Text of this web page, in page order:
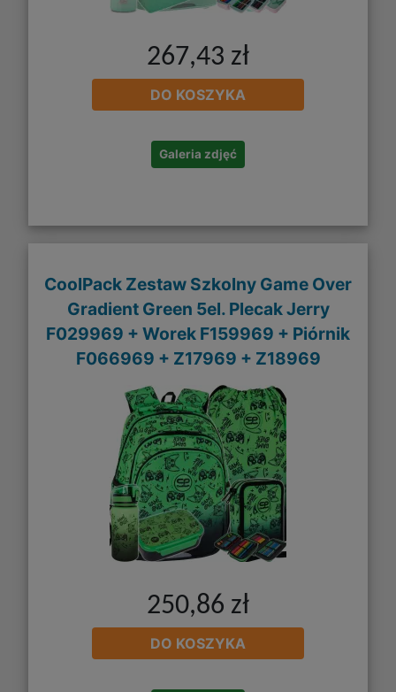
267,43 zł
DO KOSZYKA
Galeria zdjęć
CoolPack Zestaw Szkolny Game Over
Gradient Green 5el. Plecak Jerry
F029969 + Worek F159969 + Piórnik
F066969 + Z17969 + Z18969
250,86 zł
DO KOSZYKA